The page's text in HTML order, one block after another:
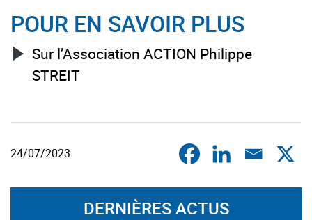
POUR EN SAVOIR PLUS
Sur l’Association ACTION Philippe
STREIT
24/07/2023
DERNIÈRES ACTUS